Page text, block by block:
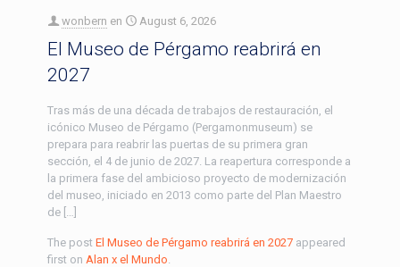
wonbern en August 6, 2026
El Museo de Pérgamo reabrirá en
2027
Tras más de una década de trabajos de restauración, el
icónico Museo de Pérgamo (Pergamonmuseum) se
prepara para reabrir las puertas de su primera gran
sección, el 4 de junio de 2027. La reapertura corresponde a
la primera fase del ambicioso proyecto de modernización
del museo, iniciado en 2013 como parte del Plan Maestro
de […]
The post El Museo de Pérgamo reabrirá en 2027 appeared
first on Alan x el Mundo.